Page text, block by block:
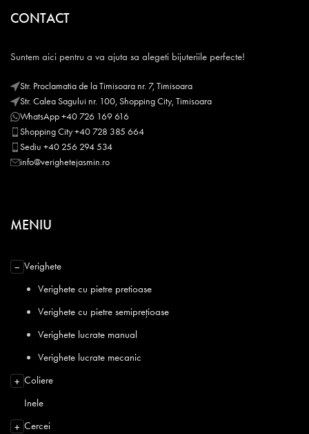
CONTACT
Suntem aici pentru a va ajuta sa alegeti bijuteriile perfecte!
Str. Proclamatia de la Timisoara nr. 7, Timisoara
Str. Calea Sagului nr. 100, Shopping City, Timisoara
WhatsApp +40 726 169 616
Shopping City +40 728 385 664
Sediu +40 256 294 534
info@verighetejasmin.ro
MENIU
− Verighete
Verighete cu pietre pretioase
Verighete cu pietre semiprețioase
Verighete lucrate manual
Verighete lucrate mecanic
+ Coliere
Inele
+ Cercei